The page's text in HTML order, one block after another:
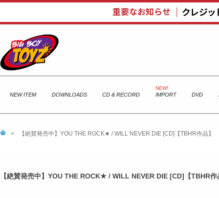
NEW ITEM DOWNLOADS CD & RECORD IMPORT DVD
> 【絶賛発売中】YOU THE ROCK★ / WILL NEVER DIE [CD]【TBHR作品】
【絶賛発売中】YOU THE ROCK★ / WILL NEVER DIE [CD]【TBHR作